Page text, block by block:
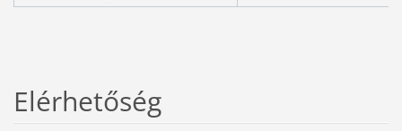
Elérhetőség